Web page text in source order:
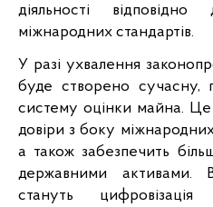
діяльності
міжнародних стандартів.
У разі ухвалення
буде створено сучасну,
систему оцінки майна.
довіри з боку міжнародних
а також забезпечить
державними активами.
стануть